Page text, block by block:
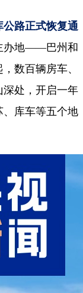
公路正式恢复通
办地——巴州和
数百辆房车、
深处，开启一年
库车等五个地